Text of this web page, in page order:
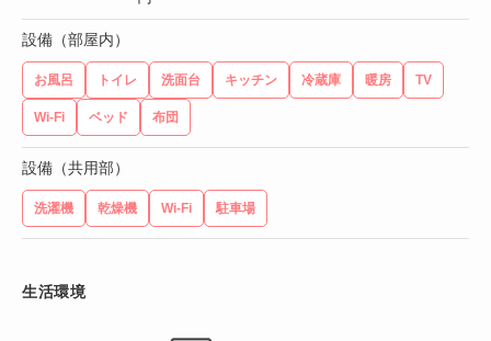
設備（部屋内）
お風呂 トイレ 洗面台 キッチン 冷蔵庫 暖房 TV
Wi-Fi ベッド 布団
設備（共用部）
洗濯機 乾燥機 Wi-Fi 駐車場
生活環境